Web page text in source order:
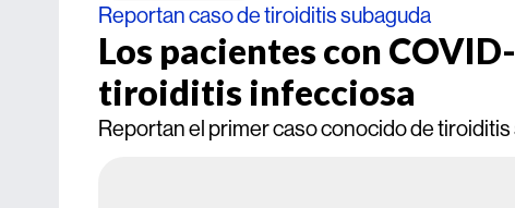
Reportan caso de tiroiditis subaguda
Los pacientes con
tiroiditis infecciosa
Reportan el primer caso conocido de